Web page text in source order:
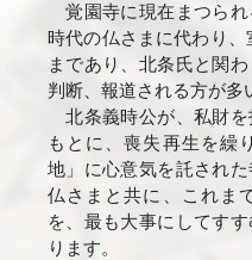
覚園寺に現在まつられ
時代の仏さまに代わり、
まであり、北条氏と関
判断、報道される方が多
北条義時公が、私財を
もとに、喪失再生を繰
地」に心意気を託された
仏さまと共に、これま
を、最も大事にしてす
ります。